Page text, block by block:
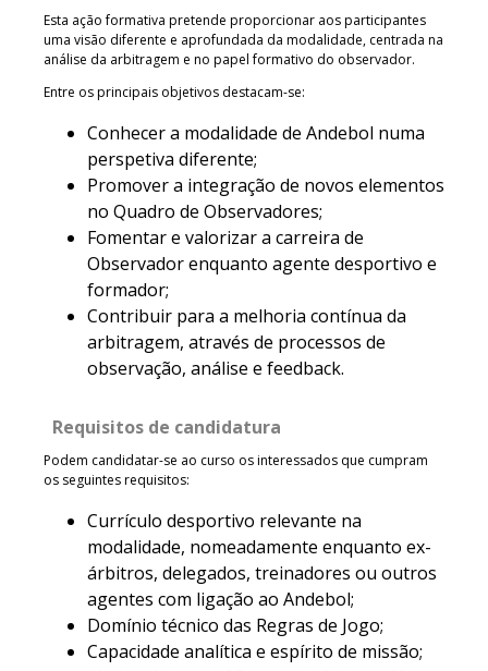
Esta ação formativa pretende proporcionar aos participantes
uma visão diferente e aprofundada da modalidade, centrada na
análise da arbitragem e no papel formativo do observador.
Entre os principais objetivos destacam-se:
Conhecer a modalidade de Andebol numa
perspetiva diferente;
Promover a integração de novos elementos
no Quadro de Observadores;
Fomentar e valorizar a carreira de
Observador enquanto agente desportivo e
formador;
Contribuir para a melhoria contínua da
arbitragem, através de processos de
observação, análise e feedback.
Requisitos de candidatura
Podem candidatar-se ao curso os interessados que cumpram
os seguintes requisitos:
Currículo desportivo relevante na
modalidade, nomeadamente enquanto ex-
árbitros, delegados, treinadores ou outros
agentes com ligação ao Andebol;
Domínio técnico das Regras de Jogo;
Capacidade analítica e espírito de missão;